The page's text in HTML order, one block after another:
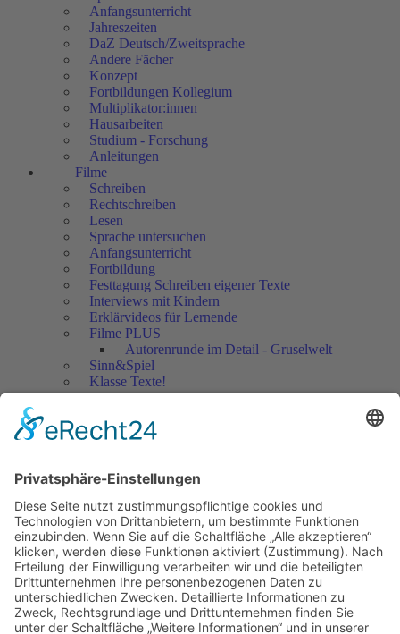
Anfangsunterricht
Jahreszeiten
DaZ Deutsch/Zweitsprache
Andere Fächer
Konzept
Fortbildungen Kollegium
Multiplikator:innen
Hausarbeiten
Studium - Forschung
Anleitungen
Filme
Schreiben
Rechtschreiben
Lesen
Sprache untersuchen
Anfangsunterricht
Fortbildung
Festtagung Schreiben eigener Texte
Interviews mit Kindern
Erklärvideos für Lernende
Filme PLUS
Autorenrunde im Detail - Gruselwelt
Sinn&Spiel
Klasse Texte!
Filmausschnitte Grundschule
Jedes Kind wertschätzen!
Artikel
Artikel 2018
Artikel 2017
Artikel 2016
Artikel 2015
Artikel 2014
Artikel 2013
Artikel 2012
Artikel bis 2011